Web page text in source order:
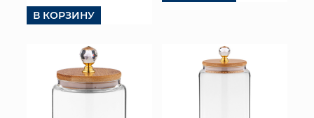
В КОРЗИНУ